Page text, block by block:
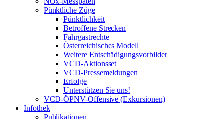
Pünktliche Züge
Pünktlichkeit
Betroffene Strecken
Fahrgastrechte
Österreichisches Modell
Weitere Entschädigungsvorbilder
VCD-Aktionsset
VCD-Pressemeldungen
Erfolge
Unterstützen Sie uns!
VCD-ÖPNV-Offensive (Exkursionen)
Infothek
Publikationen